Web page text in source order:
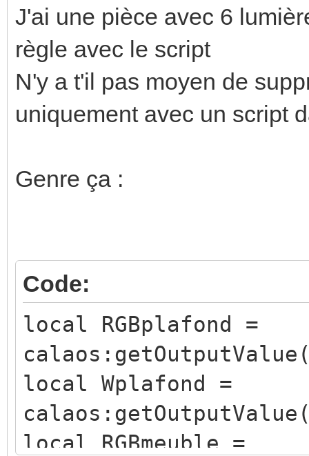
J'ai une pièce avec 6
règle avec le script
N'y a t'il pas moyen de
uniquement avec un script
Genre ça :
Code:
local RGBplafond =
local Wplafond =
local RGBmeuble =